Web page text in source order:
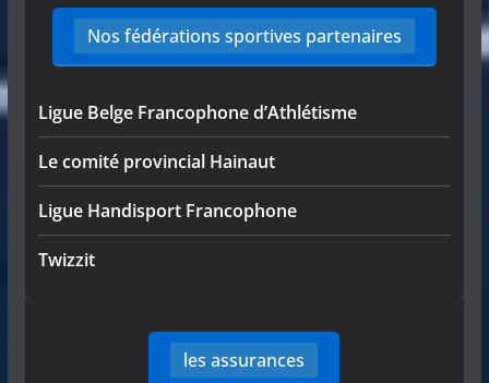
Nos fédérations sportives partenaires
Ligue Belge Francophone d’Athlétisme
Le comité provincial Hainaut
Ligue Handisport Francophone
Twizzit
les assurances